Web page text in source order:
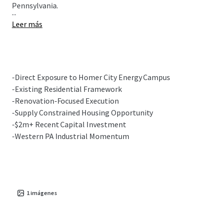
Pennsylvania.
...
Leer más
-Direct Exposure to Homer City Energy Campus
-Existing Residential Framework
-Renovation-Focused Execution
-Supply Constrained Housing Opportunity
-$2m+ Recent Capital Investment
-Western PA Industrial Momentum
1imágenes